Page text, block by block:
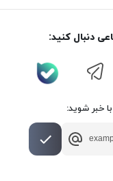
دنبال کنید:
خبر شوید: